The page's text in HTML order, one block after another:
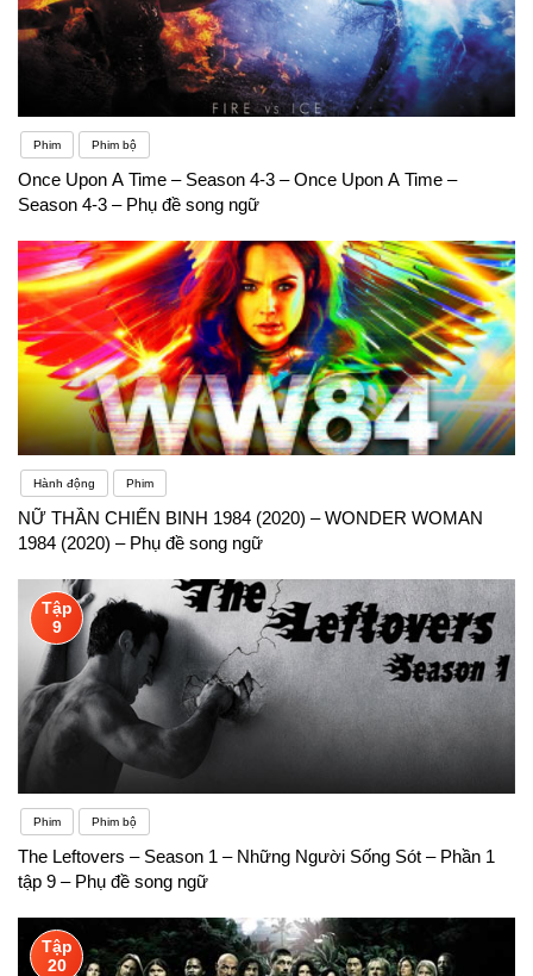
Phim Phim bộ
Once Upon A Time – Season 4-3 – Once Upon A Time –
Season 4-3 – Phụ đề song ngữ
Hành động Phim
NỮ THẦN CHIẾN BINH 1984 (2020) – WONDER WOMAN
1984 (2020) – Phụ đề song ngữ
Tập
9
Phim Phim bộ
The Leftovers – Season 1 – Những Người Sống Sót – Phần 1
tập 9 – Phụ đề song ngữ
Tập
20